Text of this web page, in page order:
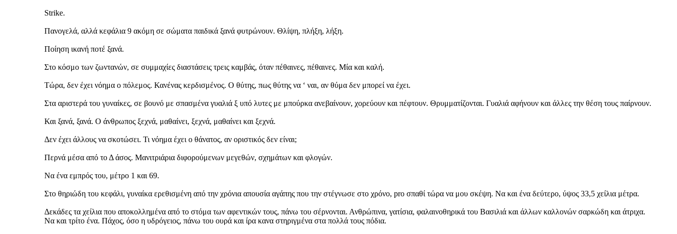
Strike.
Πανογελά, αλλά κεφάλια 9 ακόμη σε σώματα παιδικά ξανά φυτρώνουν. Θλίψη, πλήξη, λήξη.
Ποίηση ικανή ποτέ ξανά.
Στο κόσμο των ζωντανών, σε συμμαχίες διαστάσεις τρεις καμβάς, όταν πέθαινες, πέθαινες. Μία και καλή.
Τώρα, δεν έχει νόημα ο πόλεμος. Κανένας κερδισμένος. Ο θύτης, πως θύτης να ‘ ναι, αν θύμα δεν μπορεί να έχει.
Στα αριστερά του γυναίκες, σε βουνό με σπασμένα γυαλιά ξ υπό λυτες με μπούρκα ανεβαίνουν, χορεύουν και πέφτουν. Θρυμματίζονται. Γυαλιά αφήνουν και άλλες την θέση τους παίρνουν.
Και ξανά, ξανά. Ο άνθρωπος ξεχνά, μαθαίνει, ξεχνά, μαθαίνει και ξεχνά.
Δεν έχει άλλους να σκοτώσει. Τι νόημα έχει ο θάνατος, αν οριστικός δεν είναι;
Περνά μέσα από το Δ άσος. Μανιτριάρια διφορούμενων μεγεθών, σχημάτων και φλογών.
Να ένα εμπρός του, μέτρο 1 και 69.
Στο θηριώδη του κεφάλι, γυναίκα ερεθισμένη από την χρόνια απουσία αγάπης που την στέγνωσε στο χρόνο, pro σπαθί τώρα να μου σκέψη. Να και ένα δεύτερο, ύψος 33,5 χείλια μέτρα.
Δεκάδες τα χείλια που αποκολλημένα από το στόμα των αφεντικών τους, πάνω του σέρνονται. Ανθρώπινα, γατίσια, φαλαινοθηρικά του Βασιλιά και άλλων καλλονών σαρκώδη και άτριχα.
Να και τρίτο ένα. Πάχος, όσο η υδρόγειος, πάνω του ουρά και ίρα κανα στηριγμένα στα πολλά τους πόδια.